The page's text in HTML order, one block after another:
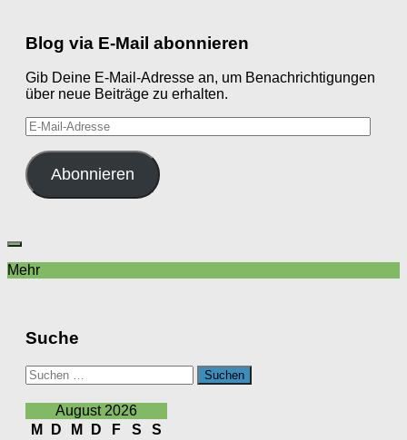
Blog via E-Mail abonnieren
Gib Deine E-Mail-Adresse an, um Benachrichtigungen
über neue Beiträge zu erhalten.
E-
Mail-
Adresse
Abonnieren
Mehr
Suche
Suchen
nach:
August 2026
M
D M D F S
S